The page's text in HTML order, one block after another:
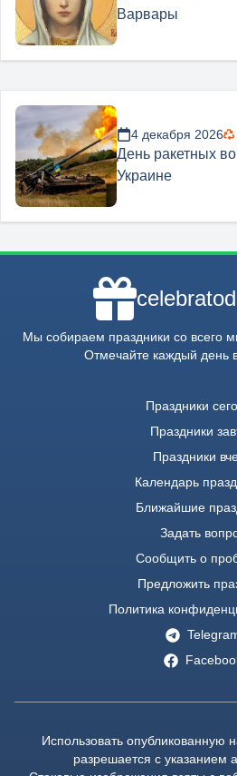
Варвары
4 декабря 2026
День ракетных
Украине
Мы собираем праздники со всего
Отмечайте каждый день
Праздники
Праздники
Праздники
Календарь
Ближайшие
Задать
Сообщить о
Предложить
Политика
Использовать опубликованную
разрешается с указанием